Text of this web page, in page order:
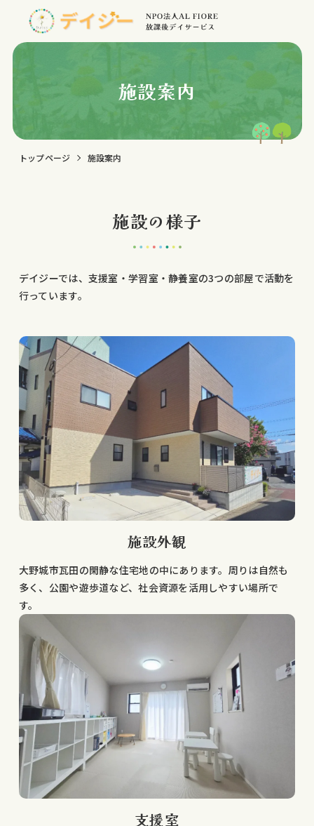
施設案内
トップページ 施設案内
施設の様子
デイジーでは、支援室・学習室・静養室の3つの部屋で活動を
行っています。
施設外観
大野城市瓦田の閑静な住宅地の中にあります。周りは自然も
多く、公園や遊歩道など、社会資源を活用しやすい場所で
す。
支援室